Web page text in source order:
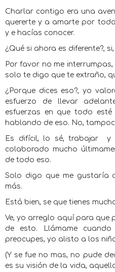
Charlar contigo era una
quererte y a amarte por
y e hacías conocer.
¿Qué si ahora es diferente?,
Por favor no me
solo te digo que te extraño,
¿Porque dices eso?, yo
esfuerzo de llevar
esfuerzas en que todo
hablando de eso. No,
Es difícil, lo sé, trabajar
y
colaborado mucho
de todo eso.
Solo digo que me gustaría
más.
Está bien, se que tienes
Ve, yo arreglo aquí para que
de esto. Llámame
preocupes, yo alisto a los
(Y se fue no mas, no pude
es su visión de la vida,